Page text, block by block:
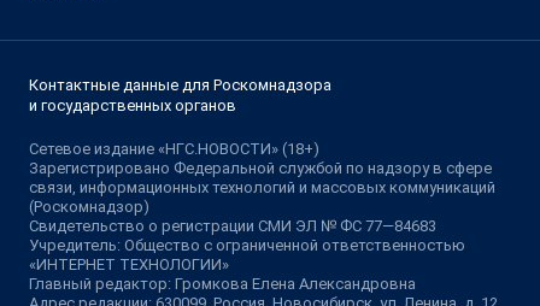
Контактные данные для Роскомнадзора
и государственных органов
Сетевое издание «НГС.НОВОСТИ» (18+)
Зарегистрировано Федеральной службой по надзору в сфере
связи, информационных технологий и массовых коммуникаций
(Роскомнадзор)
Свидетельство о регистрации СМИ ЭЛ № ФС 77—84683
Учредитель: Общество с ограниченной ответственностью
«ИНТЕРНЕТ ТЕХНОЛОГИИ»
Главный редактор: Громкова Елена Александровна